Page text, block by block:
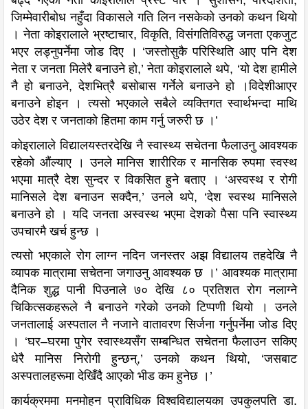
जिम्मेवारीबोध नहुँदा विकासले गति लिन नसकेको उनको कथन थियो
। नेता कोइरालाले भ्रष्टाचार, विकृति, विसंगतिविरुद्ध जनता एकजुट
भएर लड्नुपर्नेमा जोड दिए । ‘जस्तोसुकै परिस्थिति आए पनि देश
नेता र जनता मिलेरै बनाउने हो,’ नेता कोइरालाले थपे, ‘यो देश हामीले
नै हो बनाउने, देशभित्रै बसोबास गर्नेले बनाउने हो ।विदेशीआएर
बनाउने होइन । त्यसो भएकाले सबैले व्यक्तिगत स्वार्थभन्दा माथि
उठेर देश र जनताको हितमा काम गर्नु जरुरी छ ।’
कोइरालाले विद्यालयस्तरदेखि नै स्वास्थ्य सचेतना फैलाउनु आवश्यक
रहेको औंल्याए । उनले मानिस शारीरिक र मानसिक रुपमा स्वस्थ
भएमा मात्रै देश सुन्दर र विकसित हुने बताए । ‘अस्वस्थ र रोगी
मानिसले देश बनाउन सक्दैन,’ उनले थपे, ‘देश स्वस्थ मानिसले
बनाउने हो । यदि जनता अस्वस्थ भएमा देशको पैसा पनि स्वास्थ्य
उपचारमै खर्च हुन्छ ।
त्यसो भएकाले रोग लाग्न नदिन जनस्तर अझ विद्यालय तहदेखि नै
व्यापक मात्रामा सचेतना जगाउनु आवश्यक छ ।’ आवश्यक मात्रामा
दैनिक शुद्ध पानी पिउनाले ७० देखि ८० प्रतिशत रोग नलाग्ने
चिकित्सकहरूले नै बनाउने गरेको उनको टिप्पणी थियो । उनले
जनतालाई अस्पताल नै नजाने वातावरण सिर्जना गर्नुपर्नेमा जोड दिए
। ‘घर–घरमा पुगेर स्वास्थ्यसँग सम्बन्धित सचेतना फैलाउन सकिए
धेरै मानिस निरोगी हुन्छन्,’ उनको कथन थियो, ‘जसबाट
अस्पतालहरूमा देखिँदै आएको भीड कम हुनेछ ।’
कार्यक्रममा मनमोहन प्राविधिक विश्वविद्यालयका उपकुलपति डा.